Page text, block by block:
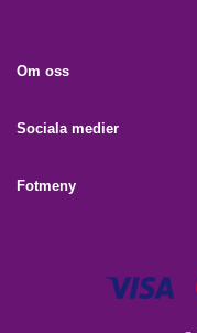
Om oss
Sociala medier
Fotmeny